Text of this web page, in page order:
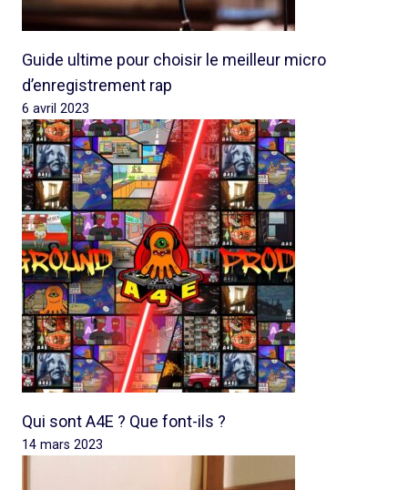
Guide ultime pour choisir le meilleur micro
d’enregistrement rap
6 avril 2023
Qui sont A4E ? Que font-ils ?
14 mars 2023